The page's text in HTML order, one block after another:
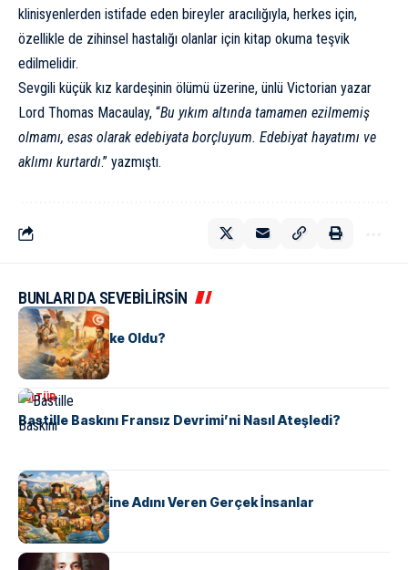
klinisyenlerden istifade eden bireyler aracılığıyla, herkes için,
özellikle de zihinsel hastalığı olanlar için kitap okuma teşvik
edilmelidir.
Sevgili küçük kız kardeşinin ölümü üzerine, ünlü Victorian yazar
Lord Thomas Macaulay, “Bu yıkım altında tamamen ezilmemiş
olmamı, esas olarak edebiyata borçluyum. Edebiyat hayatımı ve
aklımı kurtardı.” yazmıştı.
BUNLARI DA SEVEBİLİRSİN
KÜLTÜR
Tunus Nasıl Ülke Oldu?
KÜLTÜR
Bastille Baskını Fransız Devrimi’ni Nasıl Ateşledi?
KÜLTÜR
ABD Eyaletlerine Adını Veren Gerçek İnsanlar
KÜLTÜR